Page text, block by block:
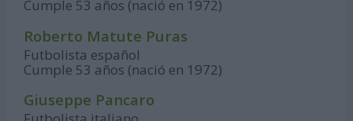
Cumple 53 años (nació en 1972)
Roberto Matute Puras
Futbolista español
Cumple 53 años (nació en 1972)
Giuseppe Pancaro